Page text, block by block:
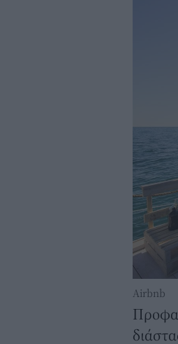
Airbnb